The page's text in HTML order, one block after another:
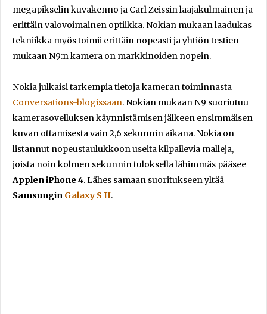
megapikselin kuvakenno ja Carl Zeissin laajakulmainen ja
erittäin valovoimainen optiikka. Nokian mukaan laadukas
tekniikka myös toimii erittäin nopeasti ja yhtiön testien
mukaan N9:n kamera on markkinoiden nopein.
Nokia julkaisi tarkempia tietoja kameran toiminnasta
Conversations-blogissaan. Nokian mukaan N9 suoriutuu
kamerasovelluksen käynnistämisen jälkeen ensimmäisen
kuvan ottamisesta vain 2,6 sekunnin aikana. Nokia on
listannut nopeustaulukkoon useita kilpailevia malleja,
joista noin kolmen sekunnin tuloksella lähimmäs pääsee
Applen iPhone 4. Lähes samaan suoritukseen yltää
Samsungin Galaxy S II.